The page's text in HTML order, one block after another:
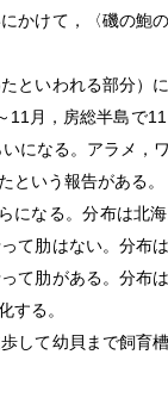
かけて，〈磯の鮑
といわれる部分）
月，房総半島で
になる。アラメ，
いう報告がある。
になる。分布は北
て肋はない。分布
て肋がある。分布
する。
して幼貝まで飼育